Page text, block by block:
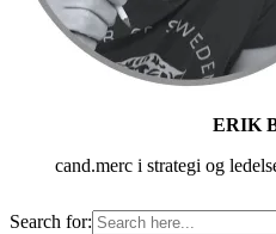
ERIK
cand.merc i strategi og
Search for: